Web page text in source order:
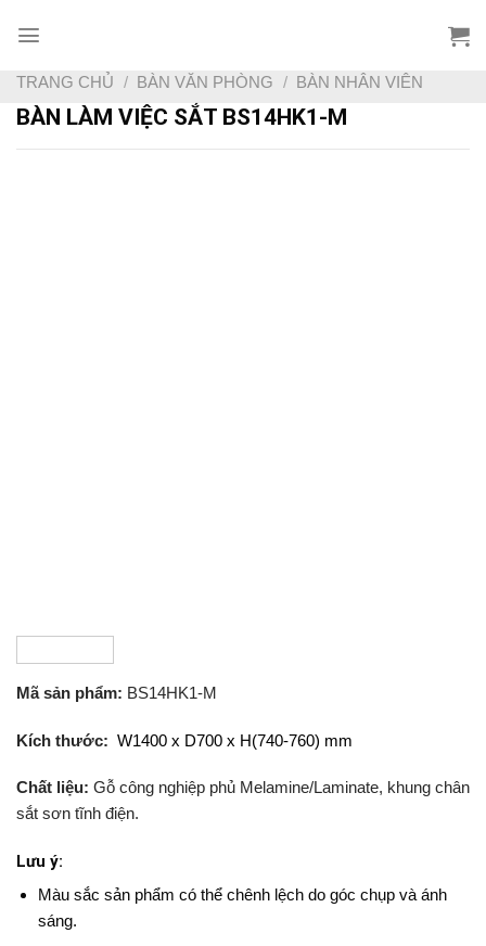
TRANG CHỦ / BÀN VĂN PHÒNG / BÀN NHÂN VIÊN
BÀN LÀM VIỆC SẮT BS14HK1-M
Mã sản phẩm: BS14HK1-M
Kích thước: W1400 x D700 x H(740-760) mm
Chất liệu: Gỗ công nghiệp phủ Melamine/Laminate, khung chân
sắt sơn tĩnh điện.
Lưu ý:
Màu sắc sản phẩm có thể chênh lệch do góc chụp và ánh
sáng.